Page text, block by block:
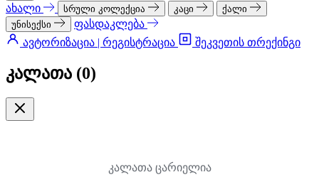
ახალი სრული კოლექცია კაცი
ქალი
უნისექსი
ფასდაკლება
ავტორიზაცია | რეგისტრაცია
შეკვეთის თრექინგი
კალათა (0)
კალათა ცარიელია